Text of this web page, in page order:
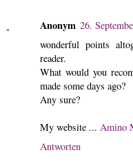
Anonym 26.
wonderful points
reader.
What would you
made some days ago?
Any sure?
My website ... Amino
Antworten